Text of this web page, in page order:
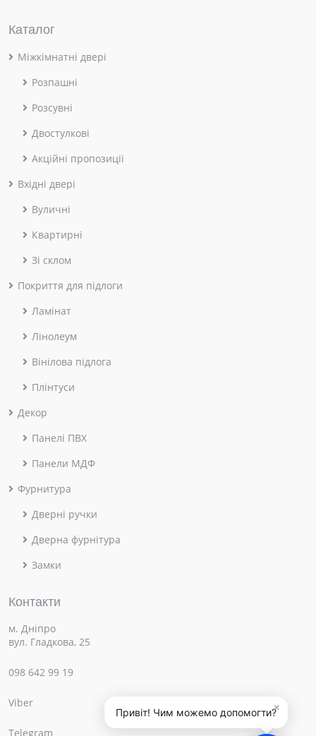
×
Привіт! Чим можемо допомогти?
Каталог
Міжкімнатні двері
Розпашні
Розсувні
Двостулкові
Акційні пропозиції
Вхідні двері
Вуличні
Квартирні
Зі склом
Покриття для підлоги
Ламінат
Лінолеум
Вінілова підлога
Плінтуси
Декор
Панелі ПВХ
Панели МДФ
Фурнитура
Дверні ручки
Дверна фурнітура
Замки
Контакти
м. Дніпро
вул. Гладкова, 25
098 642 99 19
Viber
Telegram